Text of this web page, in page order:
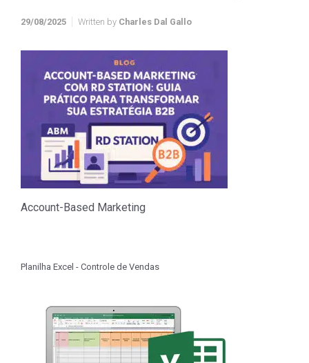
29/08/2025 Written by Charles Dal Gallo
Account-Based Marketing
Planilha Excel - Controle de Vendas